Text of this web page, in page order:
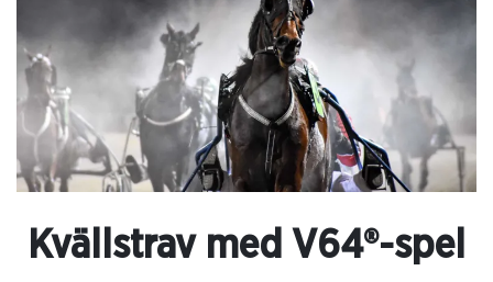
Kvällstrav med V64®-spel